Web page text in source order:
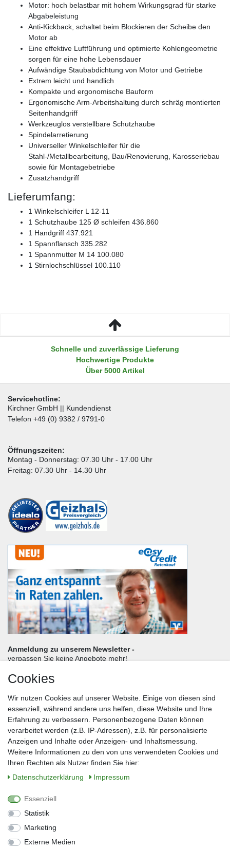
Motor: hoch belastbar mit hohem Wirkungsgrad für starke
Abgabeleistung
Anti-Kickback, schaltet beim Blockieren der Scheibe den
Motor ab
Eine effektive Luftführung und optimierte Kohlengeometrie
sorgen für eine hohe Lebensdauer
Aufwändige Staubabdichtung von Motor und Getriebe
Extrem leicht und handlich
Kompakte und ergonomische Bauform
Ergonomische Arm-Arbeitshaltung durch schräg montierten
Seitenhandgriff
Werkzeuglos verstellbare Schutzhaube
Spindelarretierung
Universeller Winkelschleifer für die
Stahl-/Metallbearbeitung, Bau/Renovierung, Karosseriebau
sowie für Montagebetriebe
Zusatzhandgriff
Lieferumfang:
1 Winkelschleifer L 12-11
1 Schutzhaube 125 Ø schleifen 436.860
1 Handgriff 437.921
1 Spannflansch 335.282
1 Spannmutter M 14 100.080
1 Stirnlochschlüssel 100.110
Schnelle und zuverlässige Lieferung
Hochwertige Produkte
Über 5000 Artikel
Servicehotline:
Kirchner GmbH || Kundendienst
Telefon +49 (0) 9382 / 9791-0
Öffnungszeiten:
Montag - Donnerstag: 07.30 Uhr - 17.00 Uhr
Freitag: 07.30 Uhr - 14.30 Uhr
Anmeldung zu unserem Newsletter -
verpassen Sie keine Angebote mehr!
Nachname*
E-Mail*
Sie können den Newsletter jederzeit kostenlos abbestellen.
** gilt für Lieferungen innerhalb Deutschlands, Lieferzeiten für andere Länder
entnehmen Sie bitte der Schaltfläche mit den Versandinformationen
Cookies
Wir nutzen Cookies auf unserer Website. Einige von diesen sind
essenziell, während andere uns helfen, diese Website und Ihre
Erfahrung zu verbessern. Personenbezogene Daten können
verarbeitet werden (z.B. IP-Adressen), z.B. für personalisierte
Anzeigen und Inhalte oder Anzeigen- und Inhaltsmessung.
Weitere Informationen zu den von uns verwendeten Cookies und
Ihren Rechten als Nutzer finden Sie hier:
Daten­schutz­erklärung
Impressum
Essenziell
Statistik
Marketing
Externe Medien